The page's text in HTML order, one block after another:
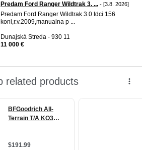
Predam Ford Ranger Wildtrak 3. ... - [3.8. 2026]
Predam Ford Ranger Wildtrak 3.0 tdci 156
koni,r.v.2009,manualna p ...
Dunajská Streda - 930 11
11 000 €